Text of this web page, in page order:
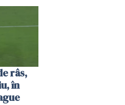
râs,
în